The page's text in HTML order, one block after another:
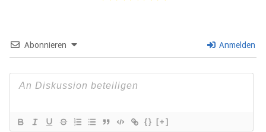
Abonnieren Anmelden
{} [+]